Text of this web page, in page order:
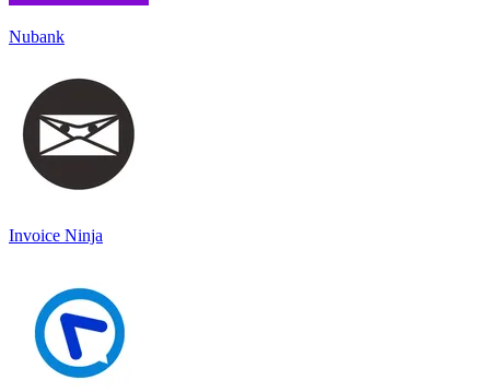
Nubank
Invoice Ninja